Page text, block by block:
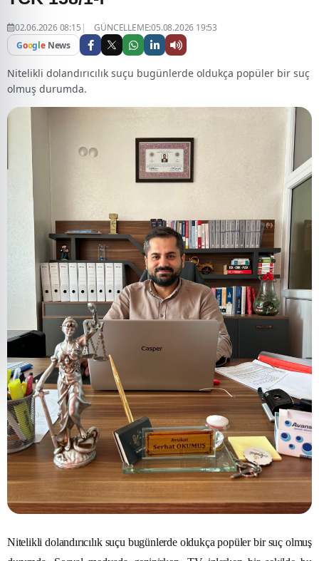
02.06.2026 08:15
GÜNCELLEME:05.08.2026 19:53
Google News
Nitelikli dolandırıcılık suçu bugünlerde oldukça popüler bir suç
olmuş durumda.
Nitelikli dolandırıcılık suçu bugünlerde oldukça popüler bir suç olmuş